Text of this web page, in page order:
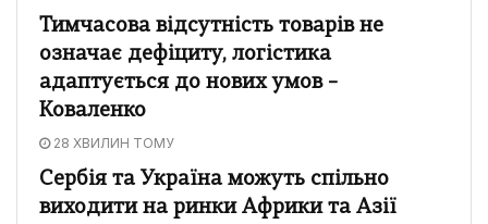
Тимчасова відсутність товарів не
означає дефіциту, логістика
адаптується до нових умов –
Коваленко
28 ХВИЛИН ТОМУ
Сербія та Україна можуть спільно
виходити на ринки Африки та Азії